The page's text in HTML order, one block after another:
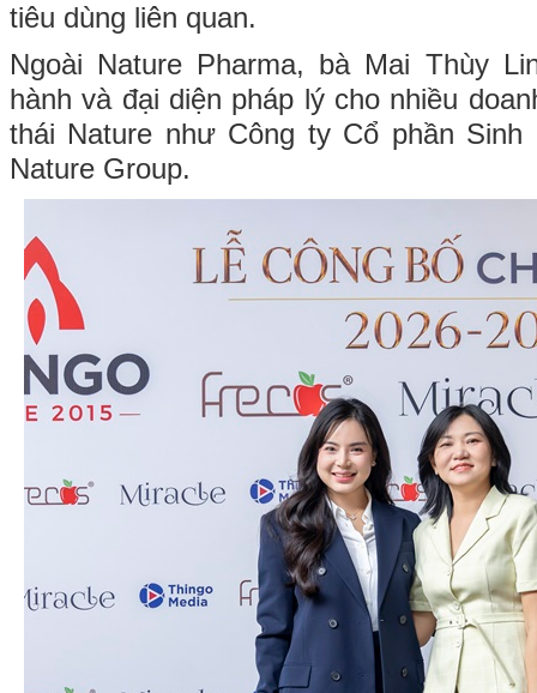
tiêu dùng liên quan.
Ngoài Nature Pharma, bà Mai Thùy
hành và đại diện pháp lý cho nhiều
thái Nature như Công ty Cổ phần Sinh
Nature Group.